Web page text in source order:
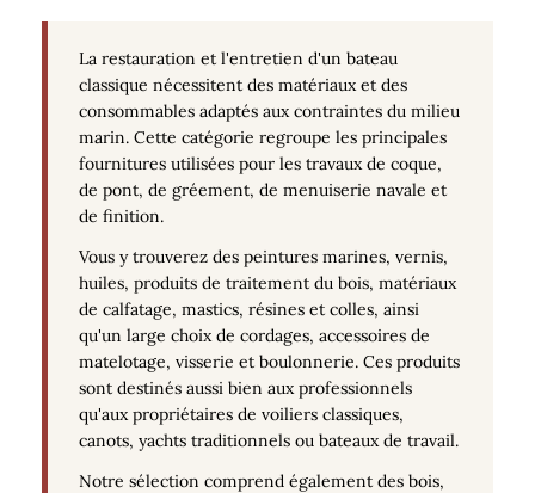
La restauration et l'entretien d'un bateau
classique nécessitent des matériaux et des
consommables adaptés aux contraintes du milieu
marin. Cette catégorie regroupe les principales
fournitures utilisées pour les travaux de coque,
de pont, de gréement, de menuiserie navale et
de finition.
Vous y trouverez des peintures marines, vernis,
huiles, produits de traitement du bois, matériaux
de calfatage, mastics, résines et colles, ainsi
qu'un large choix de cordages, accessoires de
matelotage, visserie et boulonnerie. Ces produits
sont destinés aussi bien aux professionnels
qu'aux propriétaires de voiliers classiques,
canots, yachts traditionnels ou bateaux de travail.
Notre sélection comprend également des bois,